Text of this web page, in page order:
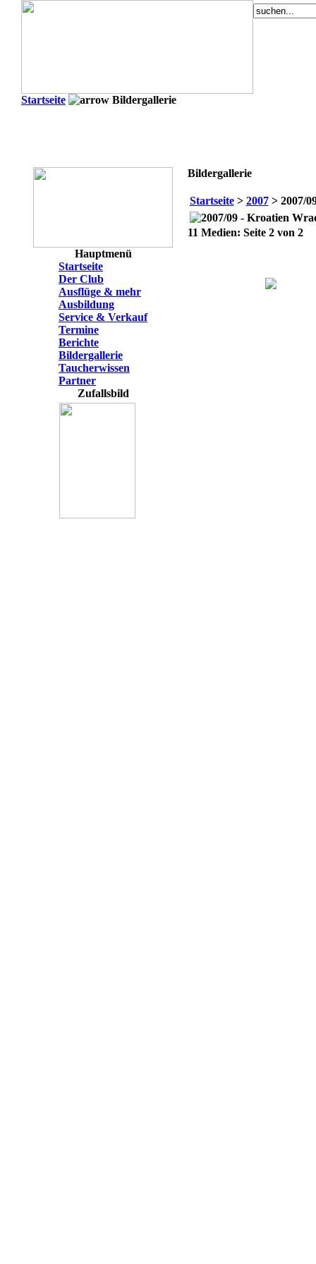
Startseite Bildergallerie
Hauptmenü
Startseite
Der Club
Ausflüge & mehr
Ausbildung
Service & Verkauf
Termine
Berichte
Bildergallerie
Taucherwissen
Partner
Zufallsbild
Bildergallerie
Startseite> 2007> 2007/
11 Medien: Seite 2 von 2